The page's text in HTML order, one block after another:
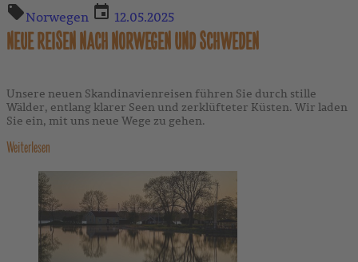
Norwegen 12.05.2025
NEUE REISEN NACH NORWEGEN UND SCHWEDEN
Unsere neuen Skandinavienreisen führen Sie durch stille
Wälder, entlang klarer Seen und zerklüfteter Küsten. Wir laden
Sie ein, mit uns neue Wege zu gehen.
Weiterlesen